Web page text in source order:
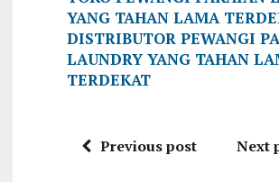
YANG TAHAN LAMA
DISTRIBUTOR PEWANGI
LAUNDRY YANG TAHAN
TERDEKAT
Previous post Next